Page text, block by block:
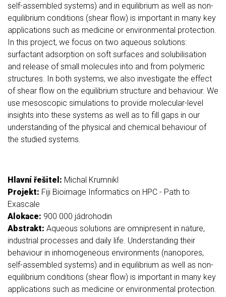
self-assembled systems) and in equilibrium as well as non-
equilibrium conditions (shear flow) is important in many key
applications such as medicine or environmental protection.
In this project, we focus on two aqueous solutions:
surfactant adsorption on soft surfaces and solubilisation
and release of small molecules into and from polymeric
structures. In both systems, we also investigate the effect
of shear flow on the equilibrium structure and behaviour. We
use mesoscopic simulations to provide molecular-level
insights into these systems as well as to fill gaps in our
understanding of the physical and chemical behaviour of
the studied systems.
Hlavní řešitel: Michal Krumnikl
Projekt: Fiji Bioimage Informatics on HPC - Path to
Exascale
Alokace: 900 000 jádrohodin
Abstrakt: Aqueous solutions are omnipresent in nature,
industrial processes and daily life. Understanding their
behaviour in inhomogeneous environments (nanopores,
self-assembled systems) and in equilibrium as well as non-
equilibrium conditions (shear flow) is important in many key
applications such as medicine or environmental protection.